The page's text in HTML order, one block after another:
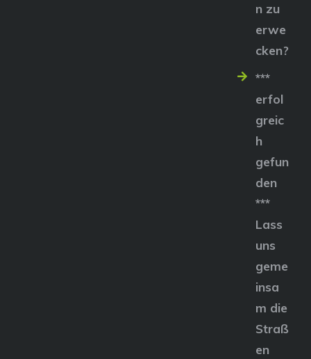
n zu
erwe
cken?
***
erfol
greic
h
gefun
den
***
Lass
uns
geme
insa
m die
Straß
en